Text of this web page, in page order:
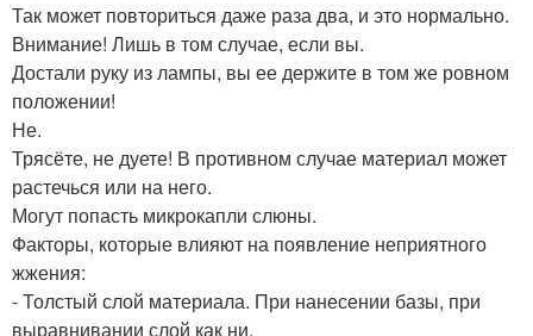
Так может повториться даже раза два, и это нормально.
Внимание! Лишь в том случае, если вы.
Достали руку из лампы, вы ее держите в том же ровном
положении!
Не.
Трясёте, не дуете! В противном случае материал может
растечься или на него.
Могут попасть микрокапли слюны.
Факторы, которые влияют на появление неприятного
жжения:
- Толстый слой материала. При нанесении базы, при
выравнивании слой как ни.